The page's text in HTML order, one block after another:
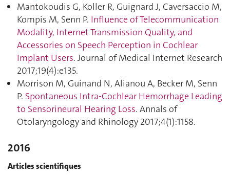
Mantokoudis G, Koller R, Guignard J, Caversaccio M,
Kompis M, Senn P. Influence of Telecommunication
Modality, Internet Transmission Quality, and
Accessories on Speech Perception in Cochlear
Implant Users. Journal of Medical Internet Research
2017;19(4):e135.
Morrison M, Guinand N, Alianou A, Becker M, Senn
P. Spontaneous Intra-Cochlear Hemorrhage Leading
to Sensorineural Hearing Loss. Annals of
Otolaryngology and Rhinology 2017;4(1):1158.
2016
Articles scientifiques